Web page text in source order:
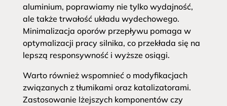
aluminium, poprawiamy nie tylko wydajność,
ale także trwałość układu wydechowego.
Minimalizacja oporów przepływu pomaga w
optymalizacji pracy silnika, co przekłada się na
lepszą responsywność i wyższe osiągi.
Warto również wspomnieć o modyfikacjach
związanych z tłumikami oraz katalizatorami.
Zastosowanie lżejszych komponentów czy